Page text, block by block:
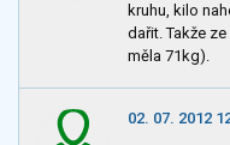
kruhu, kilo
dařit. Takže
měla 71kg).
02. 07. 2012